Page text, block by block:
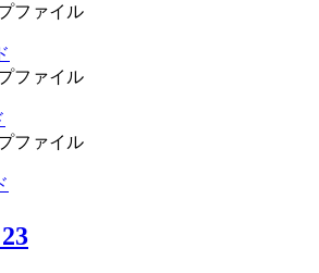
ファイル
ファイル
ファイル